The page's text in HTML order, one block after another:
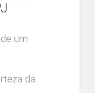
um
da